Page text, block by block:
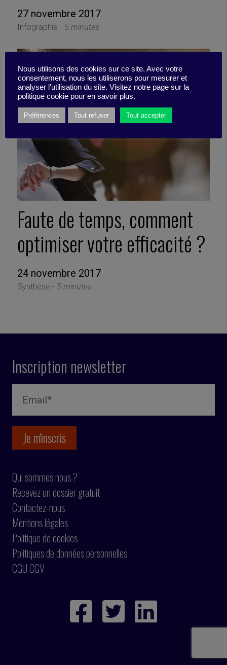
27 novembre 2017
Infographie - 5 minutes
Faute de temps, comment
optimiser votre efficacité ?
24 novembre 2017
Synthèse - 5 minutes
Inscription newsletter
Qui sommes nous ?
Recevez un dossier gratuit
Contactez-nous
Mentions légales
Politique de cookies
Politiques de données personnelles
CGU CGV
Nous utilisons des cookies sur ce site. Avec votre
consentement, nous les utiliserons pour mesurer et
analyser l'utilisation du site. Visitez notre page sur la
politique cookie pour en savoir plus.
Préférences Tout refuser Tout accepter